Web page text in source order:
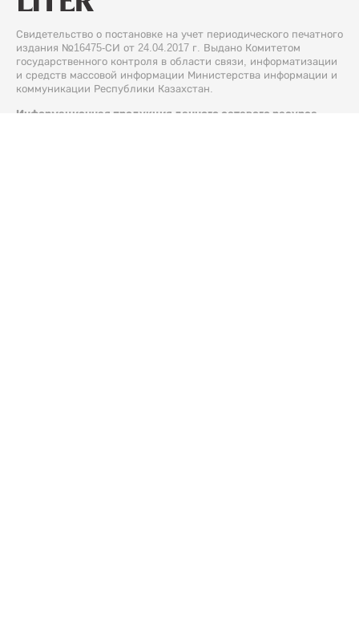
Свидетельство о постановке на учет периодического печатного
издания №16475-СИ от 24.04.2017 г. Выдано Комитетом
государственного контроля в области связи, информатизации
и средств массовой информации Министерства информации и
коммуникации Республики Казахстан.
Информационная продукция данного сетевого ресурса